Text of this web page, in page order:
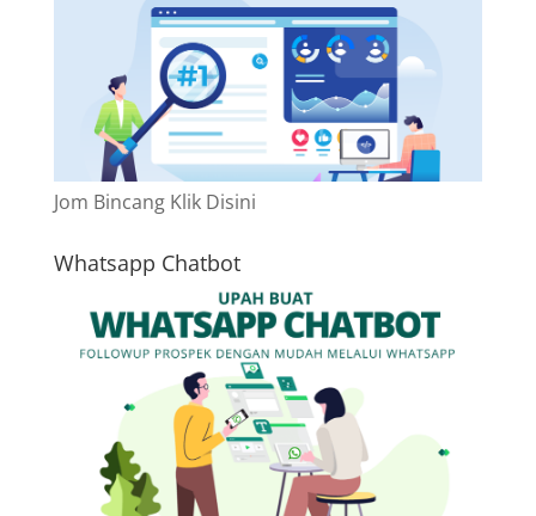
Jom Bincang Klik Disini
Whatsapp Chatbot